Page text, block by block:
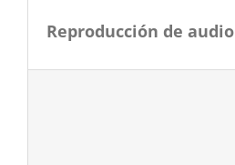
Reproducción de audio